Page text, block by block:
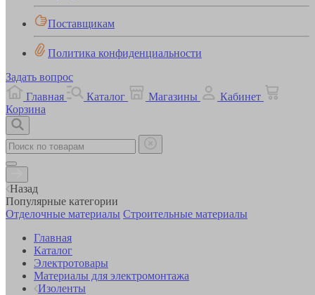
Поставщикам
Политика конфиденциальности
Задать вопрос
Главная
Каталог Магазины
Кабинет
Корзина
Назад
Популярные категории
Отделочные материалы Строительные материалы
Главная
Каталог
Электротовары
Материалы для электромонтажа
Изоленты